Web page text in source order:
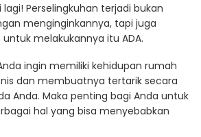
Perselingkuhan terjadi bukan
menginginkannya, tapi juga
melakukannya itu ADA.
ingin memiliki kehidupan rumah
dan membuatnya tertarik secara
Anda. Maka penting bagi Anda untuk
hal yang bisa menyebabkan